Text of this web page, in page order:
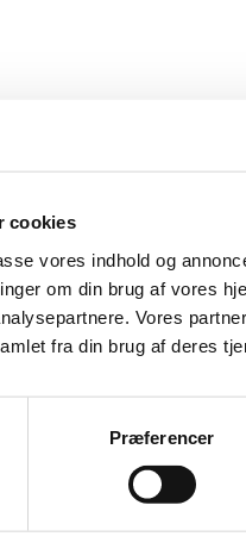
cookies
vores indhold og
om din brug af vores
Vores
fra din brug af deres
Præferencer